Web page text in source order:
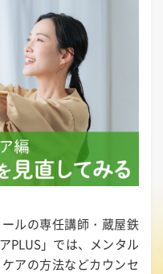
ルの専任講師・蔵屋鉄
PLUS」では、メンタル
アの方法などカウンセ